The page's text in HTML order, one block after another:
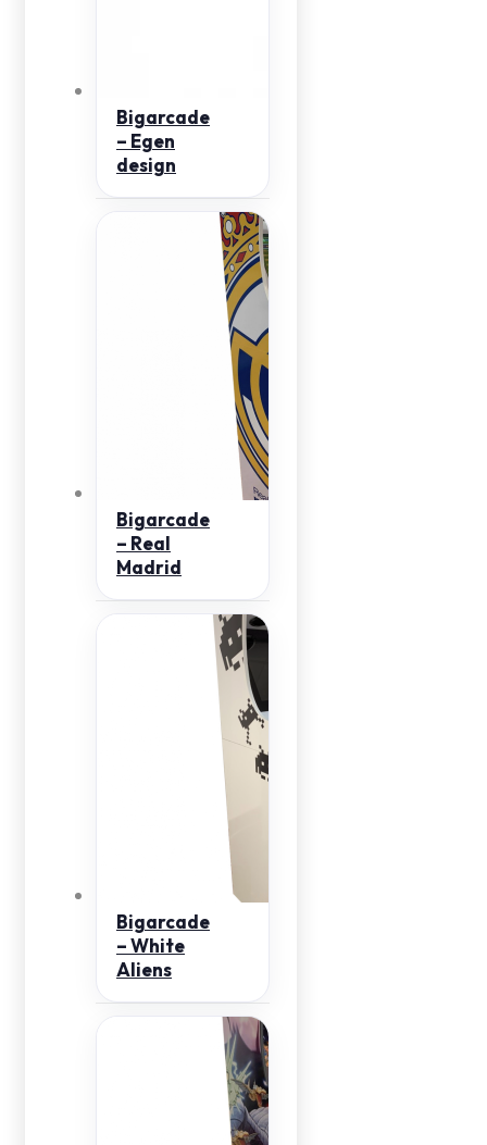
Bigarcade
– Egen
design
Bigarcade
– Real
Madrid
Bigarcade
– White
Aliens